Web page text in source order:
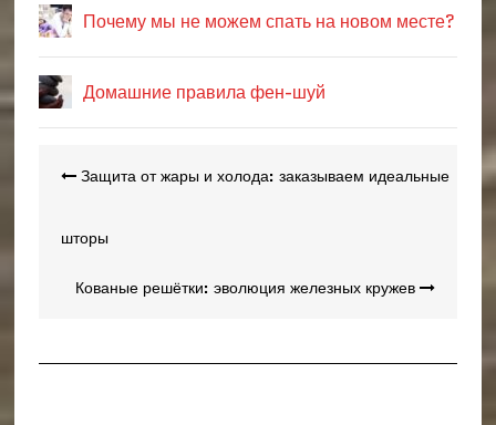
Почему мы не можем спать на новом месте?
Домашние правила фен-шуй
Навигация
записям
Защита от жары и холода: заказываем идеальные
шторы
Кованые решётки: эволюция железных кружев